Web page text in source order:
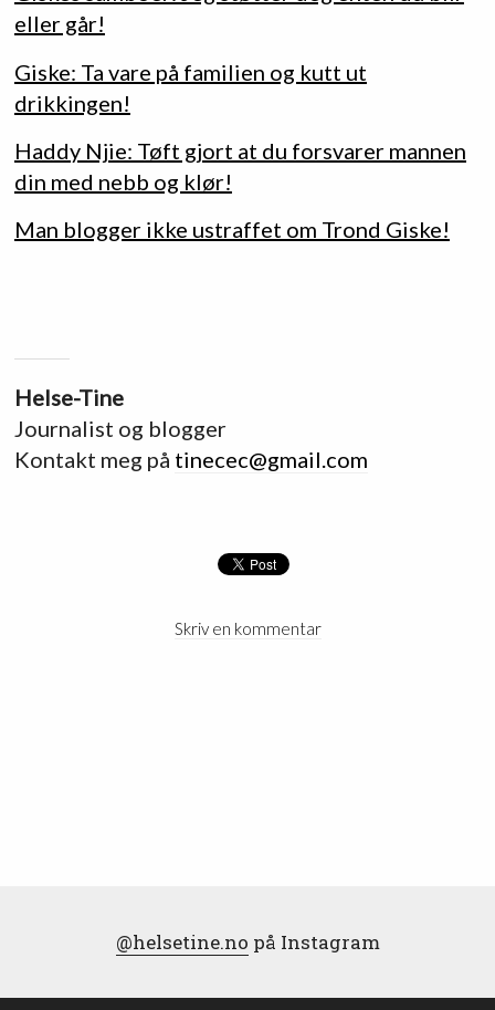
eller går!
Giske: Ta vare på familien og kutt ut
drikkingen!
Haddy Njie: Tøft gjort at du forsvarer mannen
din med nebb og klør!
Man blogger ikke ustraffet om Trond Giske!
Helse-Tine
Journalist og blogger
Kontakt meg på tinecec@gmail.com
Skriv en kommentar
@helsetine.no på Instagram